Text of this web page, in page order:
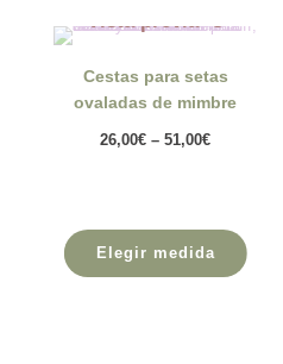
Cestas para setas
ovaladas de mimbre
26,00€ –51,00€
Elegir medida